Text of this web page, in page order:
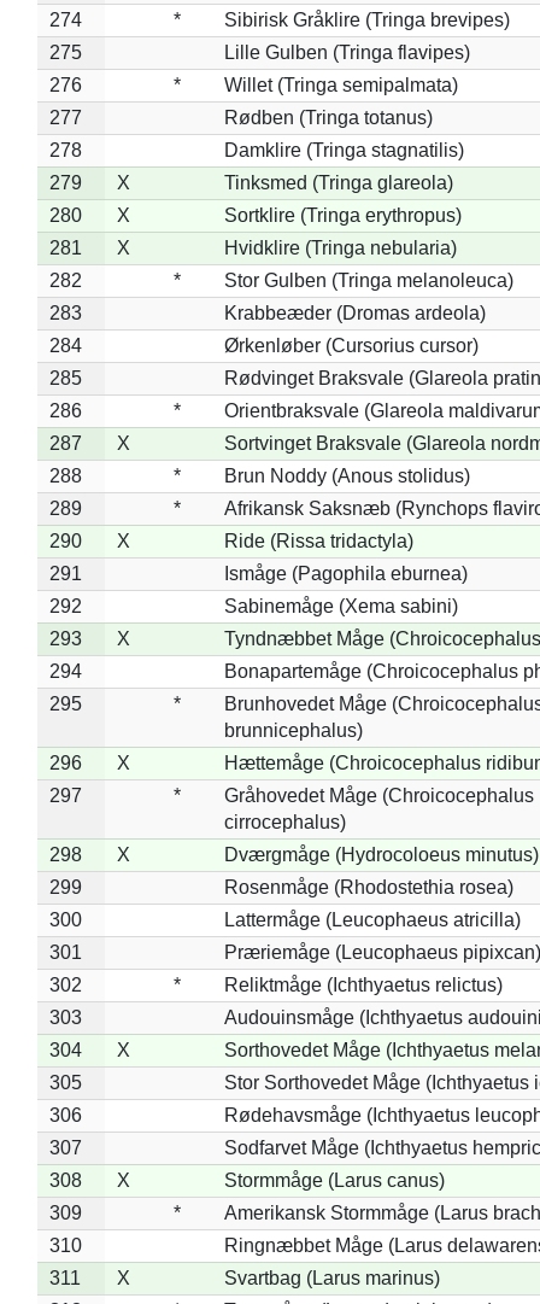
274
*
Sibirisk Gråklire (Tringa brevipes)
275
Lille Gulben (Tringa flavipes)
276
*
Willet (Tringa semipalmata)
277
Rødben (Tringa totanus)
278
Damklire (Tringa stagnatilis)
279
X
Tinksmed (Tringa glareola)
280
X
Sortklire (Tringa erythropus)
281
X
Hvidklire (Tringa nebularia)
282
*
Stor Gulben (Tringa melanoleuca)
283
Krabbeæder (Dromas ardeola)
284
Ørkenløber (Cursorius cursor)
285
Rødvinget Braksvale (Glareola
286
*
Orientbraksvale (Glareola
287
X
Sortvinget Braksvale (Glareola
288
*
Brun Noddy (Anous stolidus)
289
*
Afrikansk Saksnæb (Rynchops
290
X
Ride (Rissa tridactyla)
291
Ismåge (Pagophila eburnea)
292
Sabinemåge (Xema sabini)
293
X
Tyndnæbbet Måge
294
Bonapartemåge (Chroicocephalus
295
*
Brunhovedet Måge
brunnicephalus)
296
X
Hættemåge (Chroicocephalus
297
*
Gråhovedet Måge (Chroicocephalus
cirrocephalus)
298
X
Dværgmåge (Hydrocoloeus minutus)
299
Rosenmåge (Rhodostethia rosea)
300
Lattermåge (Leucophaeus atricilla)
301
Præriemåge (Leucophaeus pipixcan)
302
*
Reliktmåge (Ichthyaetus relictus)
303
Audouinsmåge (Ichthyaetus
304
X
Sorthovedet Måge (Ichthyaetus
305
Stor Sorthovedet Måge (Ichthyaetus
306
Rødehavsmåge (Ichthyaetus
307
Sodfarvet Måge (Ichthyaetus
308
X
Stormmåge (Larus canus)
309
*
Amerikansk Stormmåge (Larus
310
Ringnæbbet Måge (Larus
311
X
Svartbag (Larus marinus)